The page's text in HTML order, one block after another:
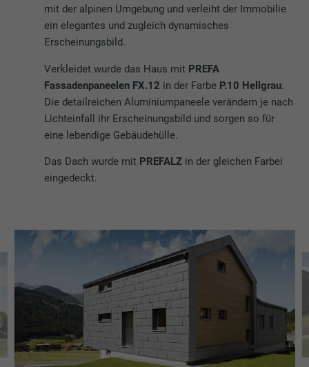
mit der alpinen Umgebung und verleiht der Immobilie
ein elegantes und zugleich dynamisches
Erscheinungsbild.
Verkleidet wurde das Haus mit PREFA
Fassadenpaneelen FX.12 in der Farbe P.10 Hellgrau.
Die detailreichen Aluminiumpaneele verändern je nach
Lichteinfall ihr Erscheinungsbild und sorgen so für
eine lebendige Gebäudehülle.
Das Dach wurde mit PREFALZ in der gleichen Farbei
eingedeckt.